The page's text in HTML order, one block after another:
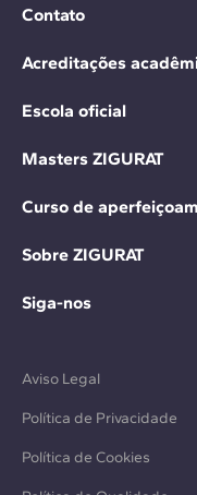
Contato
Acreditações
Escola oficial
Masters ZIGURAT
Curso de
Sobre ZIGURAT
Siga-nos
Aviso Legal
Política de Privacidade
Política de Cookies